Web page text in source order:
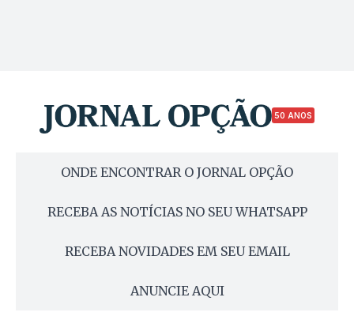
50 ANOS
ONDE ENCONTRAR O JORNAL OPÇÃO
RECEBA AS NOTÍCIAS NO SEU WHATSAPP
RECEBA NOVIDADES EM SEU EMAIL
ANUNCIE AQUI